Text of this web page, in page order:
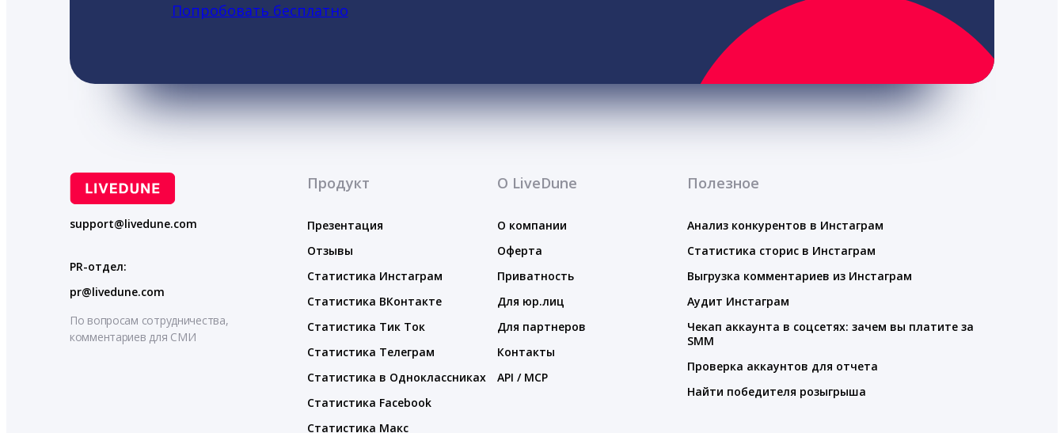
Попробовать бесплатно
support@livedune.com
PR-отдел:
pr@livedune.com
По вопросам сотрудничества,
комментариев для СМИ
Продукт
Презентация
Отзывы
Статистика Инстаграм
Статистика ВКонтакте
Статистика Тик Ток
Статистика Телеграм
Статистика в Одноклассниках
Статистика Facebook
Статистика Макс
О LiveDune
О компании
Оферта
Приватность
Для юр.лиц
Для партнеров
Контакты
API / MCP
Полезное
Анализ конкурентов в Инстаграм
Статистика сторис в Инстаграм
Выгрузка комментариев из Инстаграм
Аудит Инстаграм
Чекап аккаунта в соцсетях: зачем вы платите за
SMM
Проверка аккаунтов для отчета
Найти победителя розыгрыша